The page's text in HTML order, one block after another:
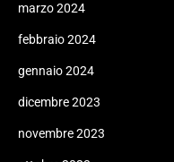
marzo 2024
febbraio 2024
gennaio 2024
dicembre 2023
novembre 2023